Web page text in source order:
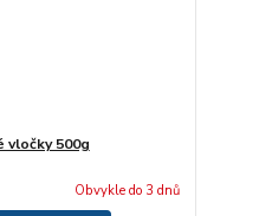
vločky 500g
Obvykle do 3 dnů